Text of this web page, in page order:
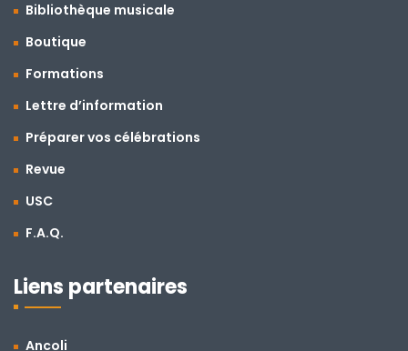
Bibliothèque musicale
Boutique
Formations
Lettre d’information
Préparer vos célébrations
Revue
USC
F.A.Q.
Liens partenaires
Ancoli